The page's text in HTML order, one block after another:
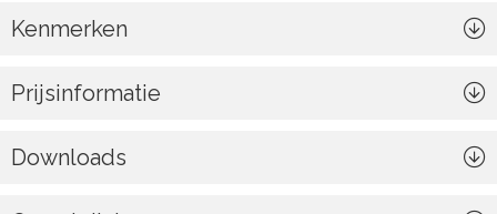
Kenmerken
Prijsinformatie
Downloads